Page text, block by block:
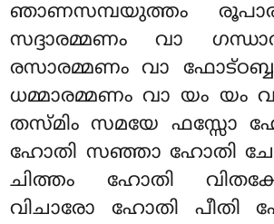
ഞാണസമ്പയുത്തം
സദ്ദാരമ്മണം വാ
രസാരമ്മണം വാ
ധമ്മാരമ്മണം വാ യം യം
തസ്മിം സമയേ ഫസ്സോ
ഹോതി സഞ്ഞാ ഹോതി
ചിത്തം ഹോതി
വിചാരോ ഹോതി പീതി